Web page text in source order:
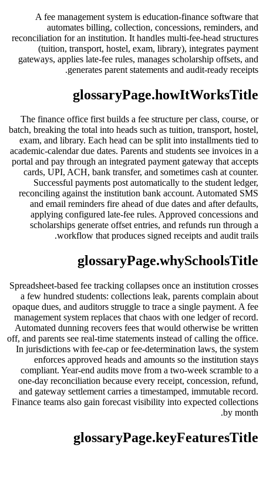
A fee management system is education-finance software that
automates billing, collection, concessions, reminders, and
reconciliation for an institution. It handles multi-fee-head structures
(tuition, transport, hostel, exam, library), integrates payment
gateways, applies late-fee rules, manages scholarship offsets, and
generates parent statements and audit-ready receipts.
glossaryPage.howItWorksTitle
The finance office first builds a fee structure per class, course, or
batch, breaking the total into heads such as tuition, transport, hostel,
exam, and library. Each head can be split into installments tied to
academic-calendar due dates. Parents and students see invoices in a
portal and pay through an integrated payment gateway that accepts
cards, UPI, ACH, bank transfer, and sometimes cash at counter.
Successful payments post automatically to the student ledger,
reconciling against the institution bank account. Automated SMS
and email reminders fire ahead of due dates and after defaults,
applying configured late-fee rules. Approved concessions and
scholarships generate offset entries, and refunds run through a
workflow that produces signed receipts and audit trails.
glossaryPage.whySchoolsTitle
Spreadsheet-based fee tracking collapses once an institution crosses
a few hundred students: collections leak, parents complain about
opaque dues, and auditors struggle to trace a single payment. A fee
management system replaces that chaos with one ledger of record.
Automated dunning recovers fees that would otherwise be written
off, and parents see real-time statements instead of calling the office.
In jurisdictions with fee-cap or fee-determination laws, the system
enforces approved heads and amounts so the institution stays
compliant. Year-end audits move from a two-week scramble to a
one-day reconciliation because every receipt, concession, refund,
and gateway settlement carries a timestamped, immutable record.
Finance teams also gain forecast visibility into expected collections
by month.
glossaryPage.keyFeaturesTitle